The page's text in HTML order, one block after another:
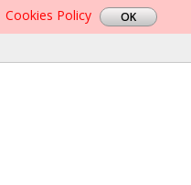
Cookies Policy